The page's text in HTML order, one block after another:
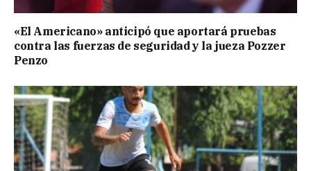
«El Americano» anticipó que aportará pruebas
contra las fuerzas de seguridad y la jueza Pozzer
Penzo